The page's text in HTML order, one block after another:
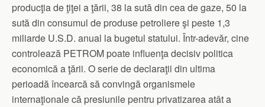
producţia de ţiţei a ţării, 38 la sută din cea de gaze, 50 la
sută din consumul de produse petroliere şi peste 1,3
miliarde U.S.D. anual la bugetul statului. Într-adevăr, cine
controlează PETROM poate influenţa decisiv politica
economică a ţării. O serie de declaraţii din ultima
perioadă încearcă să convingă organismele
internaţionale că presiunile pentru privatizarea atât a